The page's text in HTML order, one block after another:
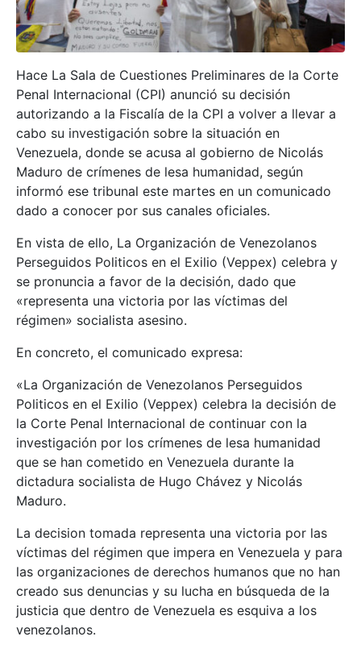
Hace La Sala de Cuestiones Preliminares de la Corte
Penal Internacional (CPI) anunció su decisión
autorizando a la Fiscalía de la CPI a volver a llevar a
cabo su investigación sobre la situación en
Venezuela, donde se acusa al gobierno de Nicolás
Maduro de crímenes de lesa humanidad, según
informó ese tribunal este martes en un comunicado
dado a conocer por sus canales oficiales.
En vista de ello, La Organización de Venezolanos
Perseguidos Politicos en el Exilio (Veppex) celebra y
se pronuncia a favor de la decisión, dado que
«representa una victoria por las víctimas del
régimen» socialista asesino.
En concreto, el comunicado expresa:
«La Organización de Venezolanos Perseguidos
Politicos en el Exilio (Veppex) celebra la decisión de
la Corte Penal Internacional de continuar con la
investigación por los crímenes de lesa humanidad
que se han cometido en Venezuela durante la
dictadura socialista de Hugo Chávez y Nicolás
Maduro.
La decision tomada representa una victoria por las
víctimas del régimen que impera en Venezuela y para
las organizaciones de derechos humanos que no han
creado sus denuncias y su lucha en búsqueda de la
justicia que dentro de Venezuela es esquiva a los
venezolanos.